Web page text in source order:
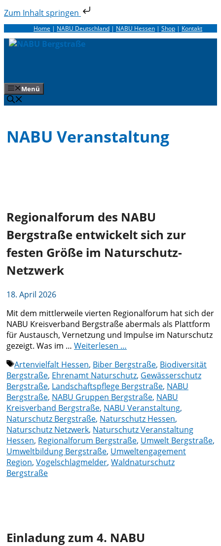
Zum Inhalt springen
Zum
Inhalt
springen
Home | NABU Deutschland | NABU Hessen | Shop | Kontakt
Menü
NABU Veranstaltung
Regionalforum des NABU
Bergstraße entwickelt sich zur
festen Größe im Naturschutz-
Netzwerk
18. April 2026
Mit dem mittlerweile vierten Regionalforum hat sich der
NABU Kreisverband Bergstraße abermals als Plattform
für Austausch, Vernetzung und Impulse im Naturschutz
gezeigt. Was im … Weiterlesen …
Schlagwörter
Artenvielfalt Hessen, Biber Bergstraße, Biodiversität
Bergstraße, Ehrenamt Naturschutz, Gewässerschutz
Bergstraße, Landschaftspflege Bergstraße, NABU
Bergstraße, NABU Gruppen Bergstraße, NABU
Kreisverband Bergstraße, NABU Veranstaltung,
Naturschutz Bergstraße, Naturschutz Hessen,
Naturschutz Netzwerk, Naturschutz Veranstaltung
Hessen, Regionalforum Bergstraße, Umwelt Bergstraße,
Umweltbildung Bergstraße, Umweltengagement
Region, Vogelschlagmelder, Waldnaturschutz
Bergstraße
Einladung zum 4. NABU